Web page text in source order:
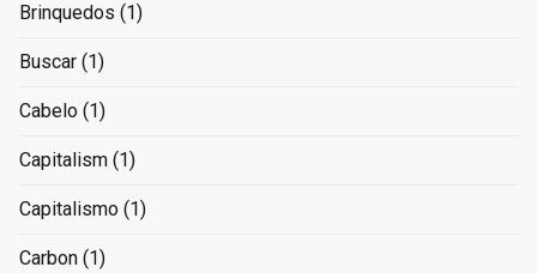
Brinquedos (1)
Buscar (1)
Cabelo (1)
Capitalism (1)
Capitalismo (1)
Carbon (1)